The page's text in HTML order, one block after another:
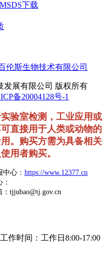
下载
伦斯生物技术有限公司
发展有限公司 版权所有
备20004128号-1
验室检测，工业应用或
直接用于人类或动物的
。购买方需为具备相关
用者购买。
心： https://www.12377.cn
tjjubao@tj.gov.cn
工作时间：工作日8:00-17:00